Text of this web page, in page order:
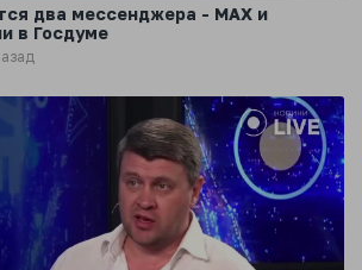
два мессенджера - MAX и
в Госдуме